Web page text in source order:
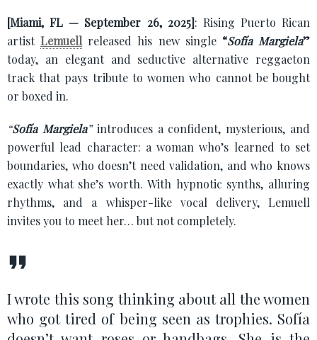
[Miami, FL — September 26, 2025]: Rising Puerto Rican
artistLemuell released his new single “Sofía Margiela”
today, an elegant and seductive alternative reggaeton
track that pays tribute to women who cannot be bought
or boxed in.
“Sofía Margiela”introduces a confident, mysterious, and
powerful lead character: a woman who’s learned to set
boundaries, who doesn’t need validation, and who knows
exactly what she’s worth. With hypnotic synths, alluring
rhythms, and a whisper-like vocal delivery, Lemuell
invites you to meet her… but not completely.
I wrote this song thinking about all the women
who got tired of being seen as trophies. Sofía